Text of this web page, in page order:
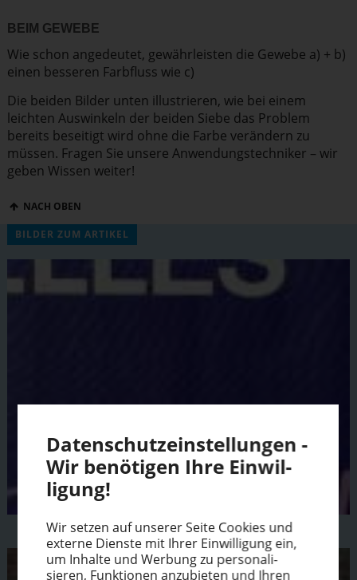
BEIM GEWEBE
Wie schon angedeutet, gewähr­leisten die Gewebe a) + b)
einen besseren Farbfluss wie c)
Die beiden Bilder unten illus­trieren, wie bei einem
leichten Auswinkeln der beiden Siebe das Problem
bereits beseitigt wird ohne die Farbe verändern zu
müssen. Fragen Sie unsere Anwen­dungs­tech­niker – wir
geben Wissen weiter!
NACH OBEN
BILDER ZUM ARTIKEL
Daten­schutz­ein­stel­lungen -
Wir benötigen Ihre Einwil­
ligung!
Wir setzen auf unserer Seite Cookies und
externe Dienste mit Ihrer Einwil­ligung ein,
um Inhalte und Werbung zu perso­na­li­
sieren, Funktionen anzubieten und Ihren